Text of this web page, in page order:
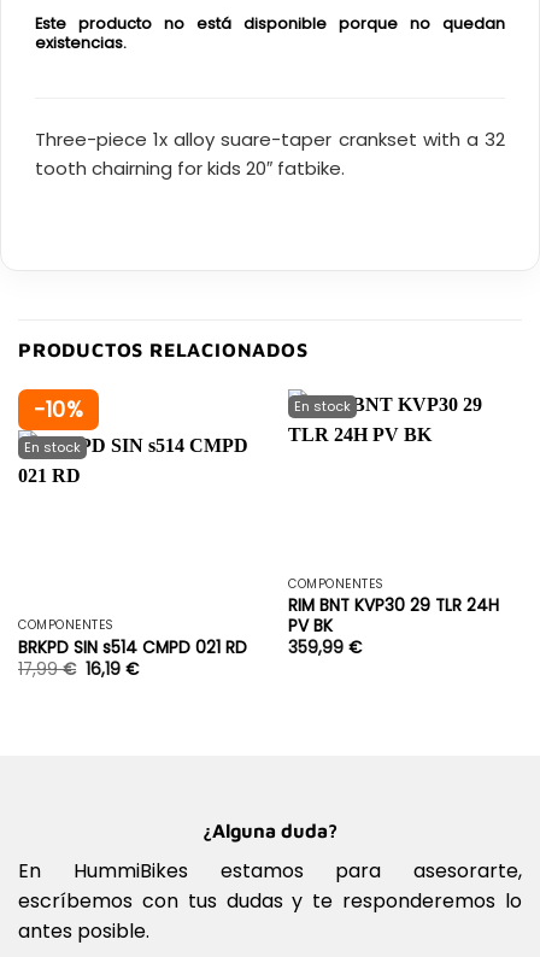
Este producto no está disponible porque no quedan
existencias.
Three-piece 1x alloy suare-taper crankset with a 32
tooth chairning for kids 20″ fatbike.
PRODUCTOS RELACIONADOS
-10%
COMPONENTES
BRKPD SIN s514 CMPD 021 RD
17,99€ 16,19€
COMPONENTES
RIM BNT KVP30 29 TLR 24H
PV BK
359,99 €
¿Alguna duda?
En HummiBikes estamos para asesorarte,
escríbemos con tus dudas y te responderemos lo
antes posible.